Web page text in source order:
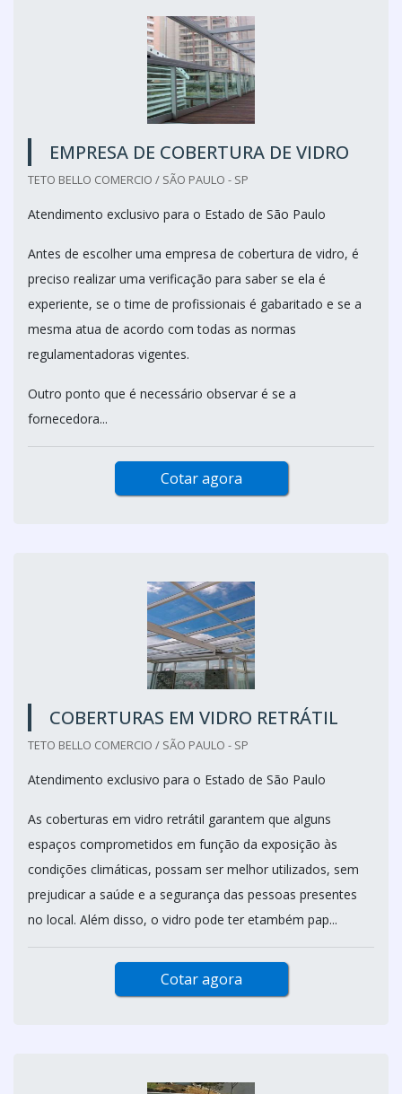
EMPRESA DE COBERTURA DE VIDRO
TETO BELLO COMERCIO / SÃO PAULO - SP
Atendimento exclusivo para o Estado de São Paulo
Antes de escolher uma empresa de cobertura de vidro, é
preciso realizar uma verificação para saber se ela é
experiente, se o time de profissionais é gabaritado e se a
mesma atua de acordo com todas as normas
regulamentadoras vigentes.
Outro ponto que é necessário observar é se a
fornecedora...
Cotar agora
COBERTURAS EM VIDRO RETRÁTIL
TETO BELLO COMERCIO / SÃO PAULO - SP
Atendimento exclusivo para o Estado de São Paulo
As coberturas em vidro retrátil garantem que alguns
espaços comprometidos em função da exposição às
condições climáticas, possam ser melhor utilizados, sem
prejudicar a saúde e a segurança das pessoas presentes
no local. Além disso, o vidro pode ter etambém pap...
Cotar agora